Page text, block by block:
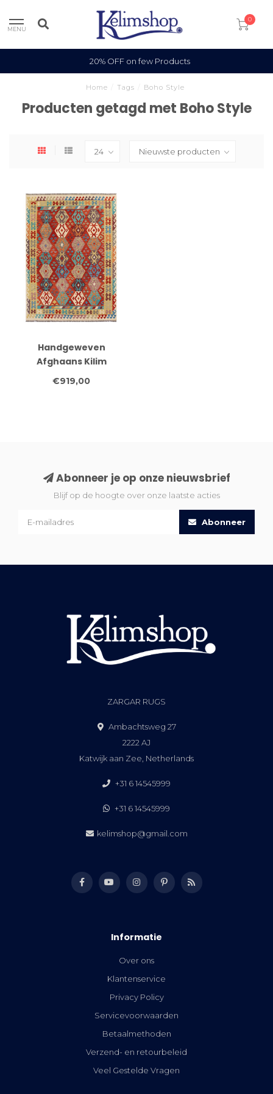
MENU
0
20% OFF on few Products
Home Tags Boho Style
Producten getagd met Boho Style
Handgeweven
Afghaans Kilim
Vloerkleed – 300x204
€919,00
Abonneer je op onze nieuwsbrief
Blijf op de hoogte over onze laatste acties
Abonneer
ZARGAR RUGS
Ambachtsweg 27
2222 AJ
Katwijk aan Zee, Netherlands
+31 6 14545999
+31 6 14545999
kelimshop@gmail.com
Informatie
Over ons
Klantenservice
Privacy Policy
Servicevoorwaarden
Betaalmethoden
Verzend- en retourbeleid
Veel Gestelde Vragen